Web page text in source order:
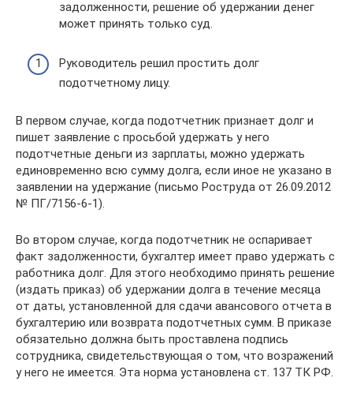
задолженности, решение об удержании денег
может принять только суд.
Руководитель решил простить долг
подотчетному лицу.
В первом случае, когда подотчетник признает долг и
пишет заявление с просьбой удержать у него
подотчетные деньги из зарплаты, можно удержать
единовременно всю сумму долга, если иное не указано в
заявлении на удержание (письмо Роструда от 26.09.2012
№ ПГ/7156-6-1).
Во втором случае, когда подотчетник не оспаривает
факт задолженности, бухгалтер имеет право удержать с
работника долг. Для этого необходимо принять решение
(издать приказ) об удержании долга в течение месяца
от даты, установленной для сдачи авансового отчета в
бухгалтерию или возврата подотчетных сумм. В приказе
обязательно должна быть проставлена подпись
сотрудника, свидетельствующая о том, что возражений
у него не имеется. Эта норма установлена ст. 137 ТК РФ.